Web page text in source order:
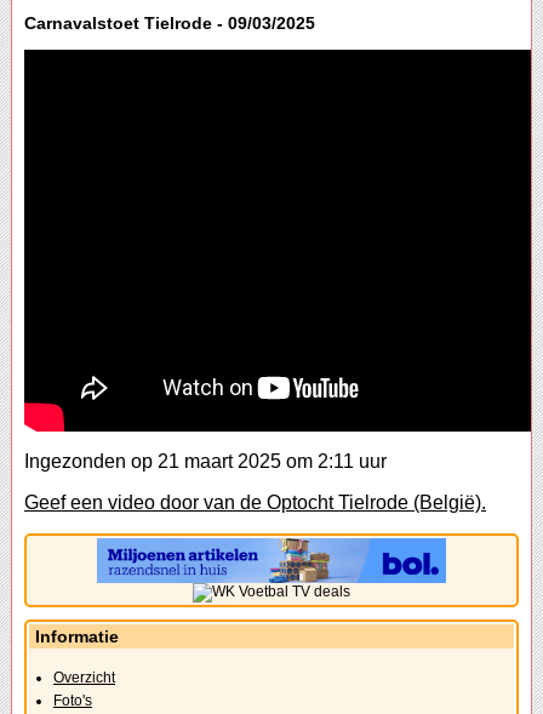
Carnavalstoet Tielrode - 09/03/2025
Ingezonden op 21 maart 2025 om 2:11 uur
Geef een video door van de Optocht Tielrode (België).
Informatie
Overzicht
Foto's